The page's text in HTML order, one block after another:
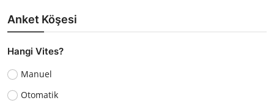
Anket Köşesi
Hangi Vites?
Manuel
Otomatik